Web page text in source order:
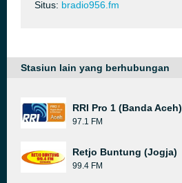
Situs: bradio956.fm
Stasiun lain yang berhubungan
RRI Pro 1 (Banda Aceh)
97.1 FM
Retjo Buntung (Jogja)
99.4 FM